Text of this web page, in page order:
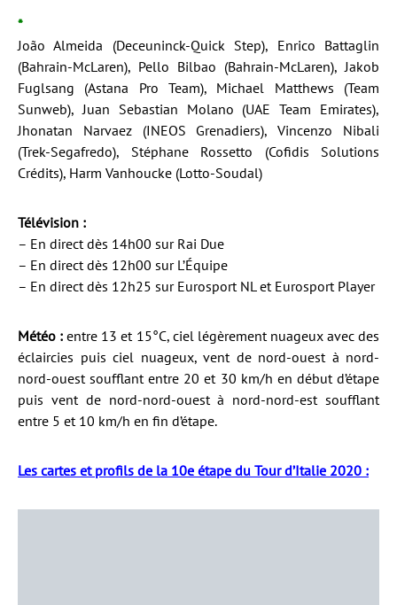
*
João Almeida (Deceuninck-Quick Step), Enrico Battaglin
(Bahrain-McLaren), Pello Bilbao (Bahrain-McLaren), Jakob
Fuglsang (Astana Pro Team), Michael Matthews (Team
Sunweb), Juan Sebastian Molano (UAE Team Emirates),
Jhonatan Narvaez (INEOS Grenadiers), Vincenzo Nibali
(Trek-Segafredo), Stéphane Rossetto (Cofidis Solutions
Crédits), Harm Vanhoucke (Lotto-Soudal)
Télévision :
– En direct dès 14h00 sur Rai Due
– En direct dès 12h00 sur L’Équipe
– En direct dès 12h25 sur Eurosport NL et Eurosport Player
Météo :entre 13 et 15°C, ciel légèrement nuageux avec des
éclaircies puis ciel nuageux, vent de nord-ouest à nord-
nord-ouest soufflant entre 20 et 30 km/h en début d’étape
puis vent de nord-nord-ouest à nord-nord-est soufflant
entre 5 et 10 km/h en fin d’étape.
Les cartes et profils de la 10e étape du Tour d’Italie 2020 :